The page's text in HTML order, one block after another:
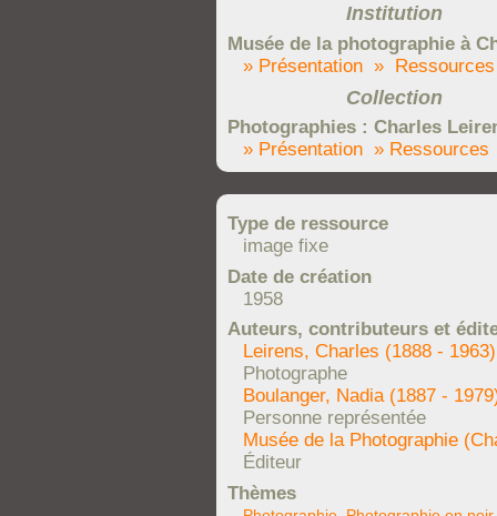
Institution
Musée de la photographie à
» Présentation » Ressources
Collection
Photographies : Charles
» Présentation » Ressources
Type de ressource
image fixe
Date de création
1958
Auteurs, contributeurs et
Leirens, Charles (1888 - 1963)
Photographe
Boulanger, Nadia (1887 -
Personne représentée
Musée de la Photographie
Éditeur
Thèmes